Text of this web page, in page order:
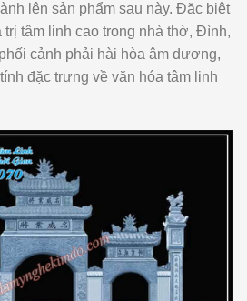
lên sản phẩm sau này. Đặc biệt
trị tâm linh cao trong nhà thờ, Đình,
cảnh phải hài hòa âm dương,
đặc trưng về văn hóa tâm linh